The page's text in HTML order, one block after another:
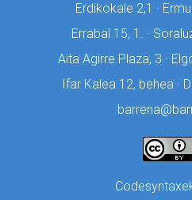
Erdikokale 2,1 ·
Errabal 15, 1. ·
Aita Agirre Plaza, 3 ·
Ifar Kalea 12, behea ·